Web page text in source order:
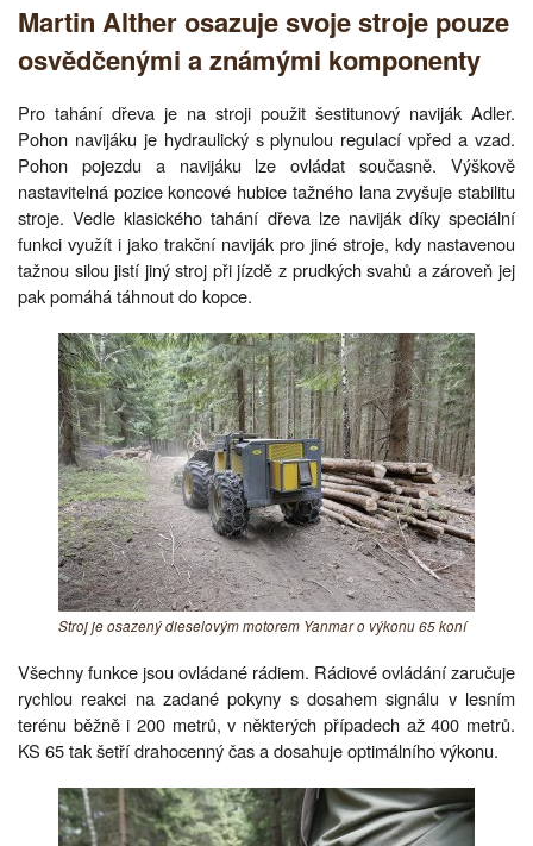
Martin Alther osazuje svoje stroje pouze
osvědčenými a známými komponenty
Pro tahání dřeva je na stroji použit šestitunový naviják Adler.
Pohon navijáku je hydraulický s plynulou regulací vpřed a vzad.
Pohon pojezdu a navijáku lze ovládat současně. Výškově
nastavitelná pozice koncové hubice tažného lana zvyšuje stabilitu
stroje. Vedle klasického tahání dřeva lze naviják díky speciální
funkci využít i jako trakční naviják pro jiné stroje, kdy nastavenou
tažnou silou jistí jiný stroj při jízdě z prudkých svahů a zároveň jej
pak pomáhá táhnout do kopce.
Stroj je osazený dieselovým motorem Yanmar o výkonu 65 koní
Všechny funkce jsou ovládané rádiem. Rádiové ovládání zaručuje
rychlou reakci na zadané pokyny s dosahem signálu v lesním
terénu běžně i 200 metrů, v některých případech až 400 metrů.
KS 65 tak šetří drahocenný čas a dosahuje optimálního výkonu.